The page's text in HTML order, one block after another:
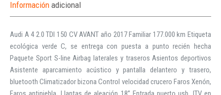
Información adicional
Audi A 4 2.0 TDI 150 CV AVANT año 2017 Familiar 177.000 km Etiqueta
ecológica verde C, se entrega con puesta a punto recién hecha
Paquete Sport S-line Airbag laterales y traseros Asientos deportivos
Asistente aparcamiento acústico y pantalla delantero y trasero,
bluetooth Climatizador bizona Control velocidad crucero Faros Xenón,